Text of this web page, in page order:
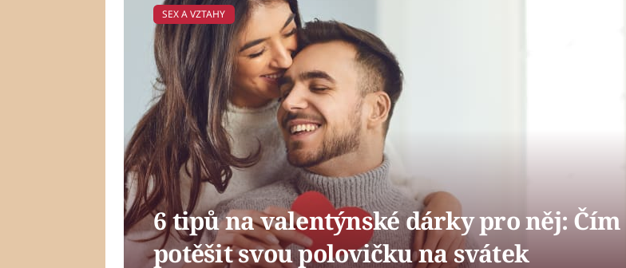
SEX A VZTAHY
6 tipů na valentýnské dárky pro něj: Čím
potěšit svou polovičku na svátek